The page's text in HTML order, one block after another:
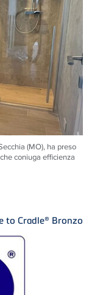
(MO), ha preso
coniuga efficienza
to Cradle® Bronzo